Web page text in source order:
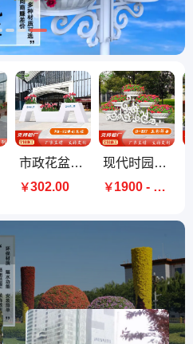
市政花盆组合梯形花箱室外花架组合成品户外花箱隔断可定制
￥302.00
现代时园艺城市大型室外花架市政道路公园门口落地景观花器厂家
￥1900 - 2700